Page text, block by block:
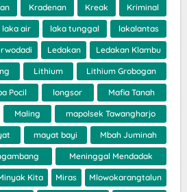
Kradenan Kreak Kriminal
laka air laka tunggal lakalantas
Ledakan Ledakan Klambu
Lithium Lithium Grobogan
Pocil longsor Mafia Tanah
Maling mapolsek Tawangharjo
mayat bayi Mbah Juminah
Meninggal Mendadak
Kita Miras Mlowokarangtalun